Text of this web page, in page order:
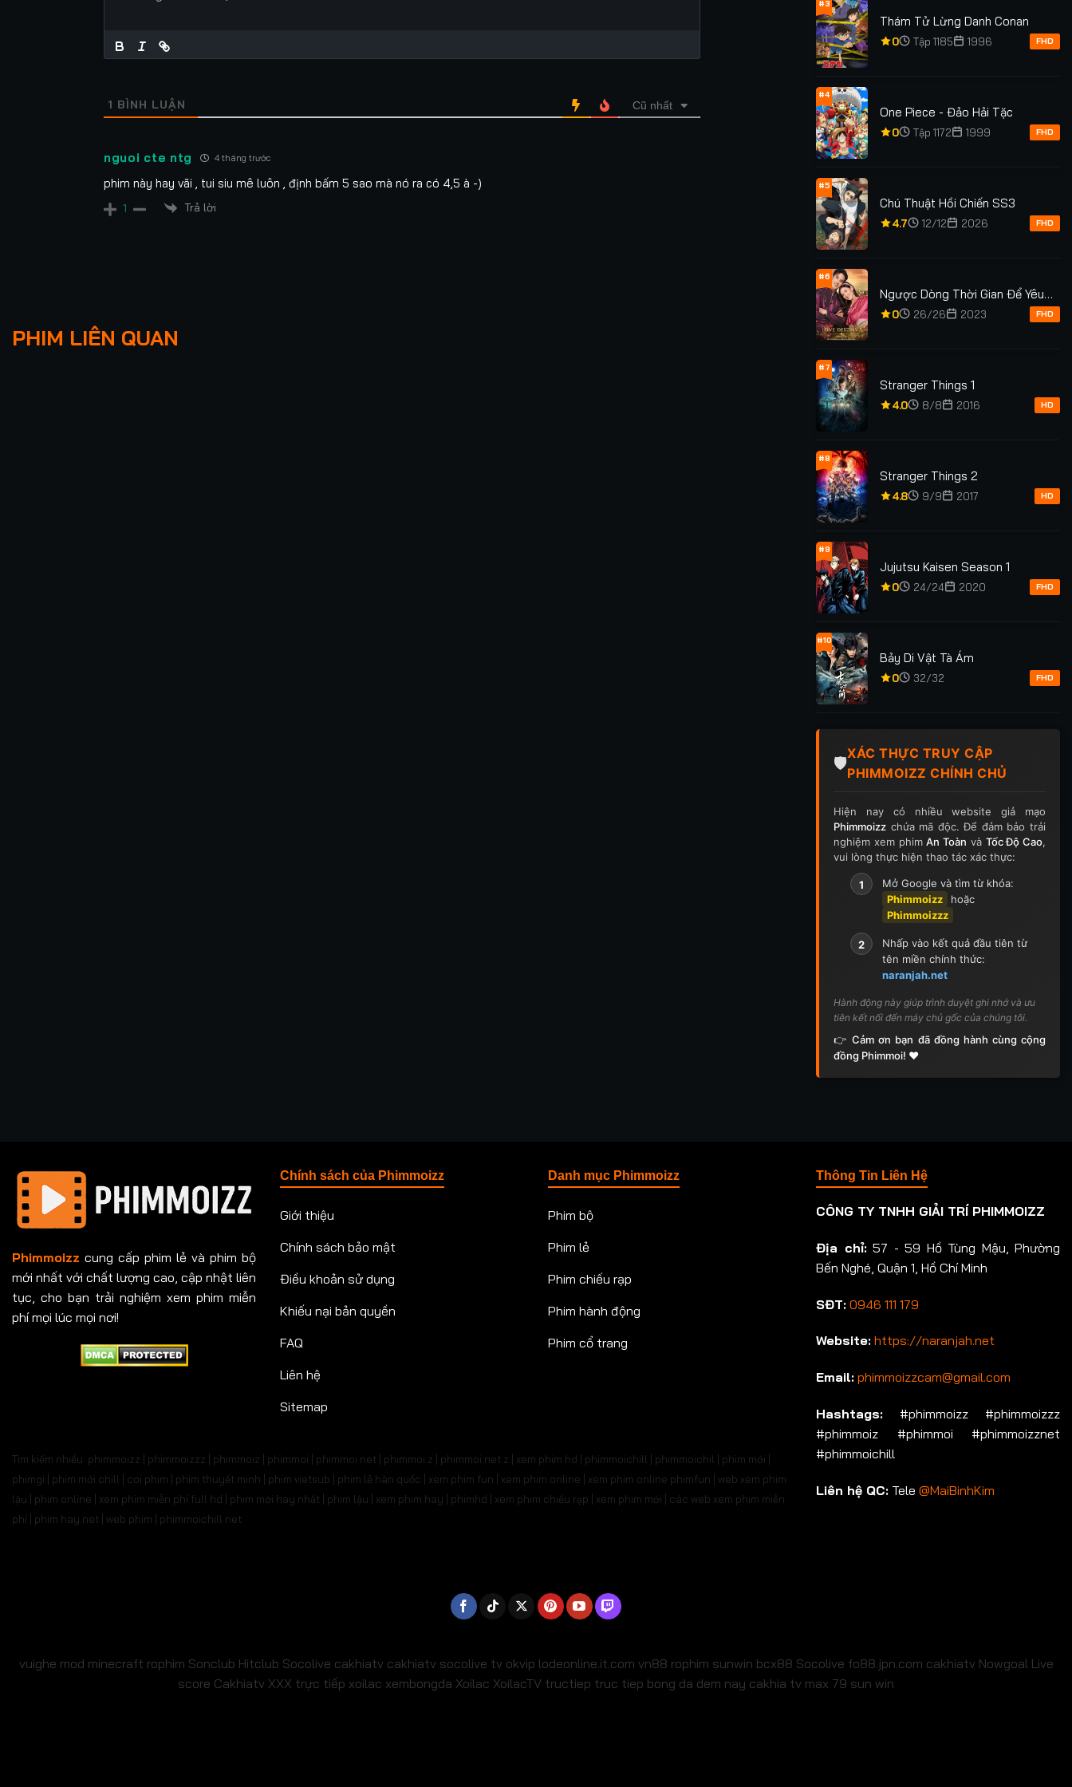
1 BÌNH LUẬN Cũ nhất
nguoi cte ntg 4 tháng trước
phim này hay vãi , tui siu mê luôn , định bấm 5 sao mà nó ra có 4,5 à -)
1 Trả lời
PHIM LIÊN QUAN
Xà Thần Lấy Vợ
★0
Lượt xem: 411
TẬP 32/32
Bảy Di Vật Tà Ám
★
Lượt xem: 143
#3
Thám Tử Lừng Danh Conan
0 Tập 1185 1996 FHD
#4
One Piece - Đảo Hải Tặc
0 Tập 1172 1999 FHD
#5
Chú Thuật Hồi Chiến SS3
4.7 12/12 2026 FHD
#6
Ngược Dòng Thời Gian Để Yêu
Anh Phần 2
0 26/26 2023 FHD
#7
Stranger Things 1
4.0 8/8 2016 HD
#8
Stranger Things 2
4.8 9/9 2017 HD
#9
Jujutsu Kaisen Season 1
0 24/24 2020 FHD
#10
Bảy Di Vật Tà Ám
0 32/32 FHD
🛡️
XÁC THỰC TRUY CẬP
PHIMMOIZZ CHÍNH CHỦ
Hiện nay có nhiều website giả mạo
Phimmoizz chứa mã độc. Để đảm bảo trải
nghiệm xem phimAn Toàn và Tốc Độ Cao,
vui lòng thực hiện thao tác xác thực:
1
Mở Google và tìm từ khóa:
Phimmoizz
hoặc
Phimmoizzz
2
Nhấp vào kết quả đầu tiên từ
tên miền chính thức:
naranjah.net
Hành động này giúp trình duyệt ghi nhớ và ưu
tiên kết nối đến máy chủ gốc của chúng tôi.
👉 Cảm ơn bạn đã đồng hành cùng cộng
đồng Phimmoi! ❤️
Phimmoizz cung cấp phim lẻ và phim bộ
mới nhất với chất lượng cao, cập nhật liên
tục, cho bạn trải nghiệm xem phim miễn
phí mọi lúc mọi nơi!
Chính sách của Phimmoizz
Giới thiệu
Chính sách bảo mật
Điều khoản sử dụng
Khiếu nại bản quyền
FAQ
Liên hệ
Sitemap
Danh mục Phimmoizz
Phim bộ
Phim lẻ
Phim chiếu rạp
Phim hành động
Phim cổ trang
Tìm kiếm nhiều: phimmoizz | phimmoizzz | phimmoiz | phimmoi | phimmoi net | phimmoi.z | phimmoi.net z | xem phim hd | phimmoichill | phimmoichil | phim mới |
phimgi | phim mới chill | coi phim | phim thuyết minh | phim vietsub | phim lẻ hàn quốc | xem phim fun | xem phim online | xem phim online phimfun | web xem phim
lậu | phim online | xem phim miễn phí full hd | phim mới hay nhất | phim lậu | xem phim hay | phimhd | xem phim chiếu rạp | xem phim mới | các web xem phim miễn
phí | phim hay.net | web phim | phimmoichill net
Thông Tin Liên Hệ
CÔNG TY TNHH GIẢI TRÍ PHIMMOIZZ
Địa chỉ:57 - 59 Hồ Tùng Mậu, Phường
Bến Nghé, Quận 1, Hồ Chí Minh
SĐT: 0946 111 179
Website: https://naranjah.net
Email: phimmoizzcam@gmail.com
Hashtags: #phimmoizz #phimmoizzz
#phimmoiz #phimmoi #phimmoizznet
#phimmoichill
Liên hệ QC: Tele @MaiBinhKim
vuighe mod minecraft rophim Sonclub Hitclub Socolive cakhiatv cakhiatv socolive tv okvip lodeonline.it.com vn88 rophim sunwin bcx88 Socolive fo88.jpn.com cakhiatv Nowgoal Live
score Cakhiatv XXX trực tiếp xoilac xembongda Xoilac XoilacTV tructiep truc tiep bong da dem nay cakhia tv max 79 sun win